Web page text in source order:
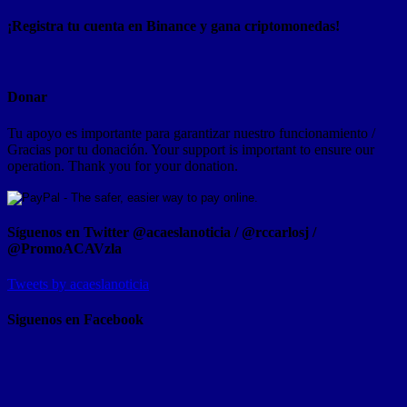
¡Registra tu cuenta en Binance y gana criptomonedas!
Donar
Tu apoyo es importante para garantizar nuestro funcionamiento /
Gracias por tu donación. Your support is important to ensure our
operation. Thank you for your donation.
Síguenos en Twitter @acaeslanoticia / @rccarlosj /
@PromoACAVzla
Tweets by acaeslanoticia
Siguenos en Facebook